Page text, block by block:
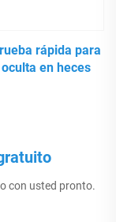
rápida para
en heces
con usted pronto.